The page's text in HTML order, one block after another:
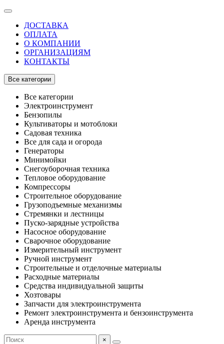
ДОСТАВКА
ОПЛАТА
О КОМПАНИИ
ОРГАНИЗАЦИЯМ
КОНТАКТЫ
Все категории
Все категории
Электроинструмент
Бензопилы
Культиваторы и мотоблоки
Садовая техника
Все для сада и огорода
Генераторы
Минимойки
Снегоуборочная техника
Тепловое оборудование
Компрессоры
Строительное оборудование
Грузоподъемные механизмы
Стремянки и лестницы
Пуско-зарядные устройства
Насосное оборудование
Сварочное оборудование
Измерительный инструмент
Ручной инструмент
Строительные и отделочные материалы
Расходные материалы
Средства индивидуальной защиты
Хозтовары
Запчасти для электроинструмента
Ремонт электроинструмента и бензоинструмента
Аренда инструмента
×